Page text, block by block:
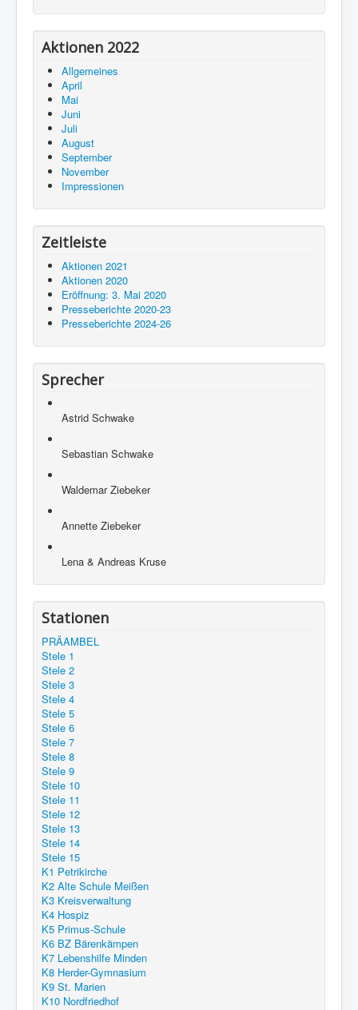
Aktionen 2022
Allgemeines
April
Mai
Juni
Juli
August
September
November
Impressionen
Zeitleiste
Aktionen 2021
Aktionen 2020
Eröffnung: 3. Mai 2020
Presseberichte 2020-23
Presseberichte 2024-26
Sprecher
Astrid Schwake
Sebastian Schwake
Waldemar Ziebeker
Annette Ziebeker
Lena & Andreas Kruse
Stationen
PRÄAMBEL
Stele 1
Stele 2
Stele 3
Stele 4
Stele 5
Stele 6
Stele 7
Stele 8
Stele 9
Stele 10
Stele 11
Stele 12
Stele 13
Stele 14
Stele 15
K1 Petrikirche
K2 Alte Schule Meißen
K3 Kreisverwaltung
K4 Hospiz
K5 Primus-Schule
K6 BZ Bärenkämpen
K7 Lebenshilfe Minden
K8 Herder-Gymnasium
K9 St. Marien
K10 Nordfriedhof